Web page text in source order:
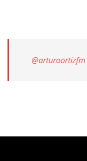
@arturoortizfm